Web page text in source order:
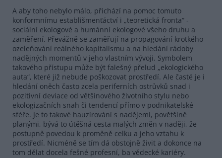
A aby toho nebylo málo, přichází na pomoc tomuto
konformnímu establišmenťáctví i „teoretická fronta“ -
sociální ekologové a humánní ekologové všeho druhu a
zaměření. Převážně se zaměřují na propagování krotkého
ozeleňování reálného kapitalismu a na hledání rádoby
nadějných momentů v jeho vlastním vývoji. Symbolem
takového přístupu může být falešný přelud „ekologického
auta“, které již nebude poškozovat prostředí. Ale časté je i
hledání oněch často zcela periferních ostrůvků snad i
pozitivní deviace od většinového životního stylu nebo
ekologizačních snah či tendencí přímo v podnikatelské
sféře. Je to takové hauzírování s nadějemi, povětšině
planými, bývá to útěšná cesta malých změn v naději, že
postupně povedou k proměně celku a jeho vztahu k
prostředí. Nicméně se tím dá obstojně živit a dokonce na
tom dělat docela fešné profesní, ba vědecké kariéry.